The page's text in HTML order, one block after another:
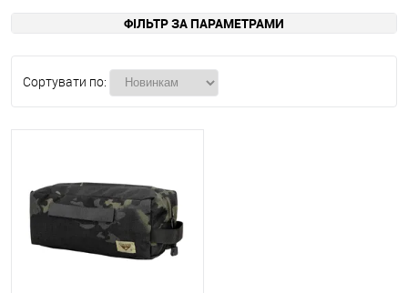
ФІЛЬТР ЗА ПАРАМЕТРАМИ
Сортувати по: